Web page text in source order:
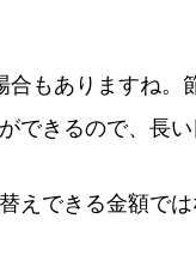
合もありますね
できるので、長い
えできる金額では